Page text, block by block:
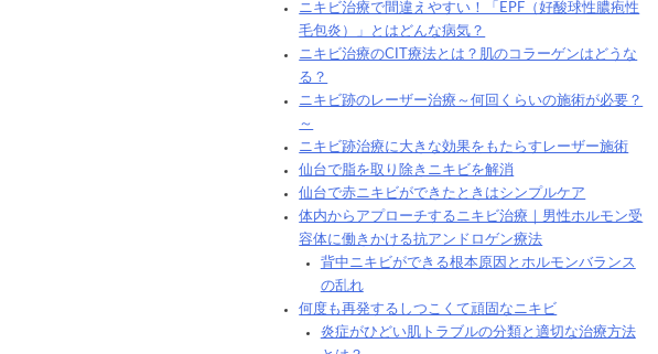
ニキビ治療で間違えやすい！「EPF（好酸球性膿疱性
毛包炎）」とはどんな病気？
ニキビ治療のCIT療法とは？肌のコラーゲンはどうな
る？
ニキビ跡のレーザー治療～何回くらいの施術が必要？
～
ニキビ跡治療に大きな効果をもたらすレーザー施術
仙台で脂を取り除きニキビを解消
仙台で赤ニキビができたときはシンプルケア
体内からアプローチするニキビ治療｜男性ホルモン受
容体に働きかける抗アンドロゲン療法
背中ニキビができる根本原因とホルモンバランス
の乱れ
何度も再発するしつこくて頑固なニキビ
炎症がひどい肌トラブルの分類と適切な治療方法